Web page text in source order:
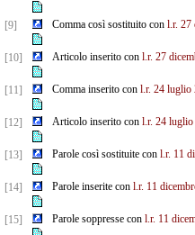
[9] Comma così sostituito con l.r. 27
[10] Articolo inserito con l.r. 27
[11] Comma inserito con l.r. 24 luglio
[12] Articolo inserito con l.r. 24 luglio
[13] Parole così sostituite con l.r. 11
[14] Parole inserite con l.r. 11
[15] Parole soppresse con l.r. 11